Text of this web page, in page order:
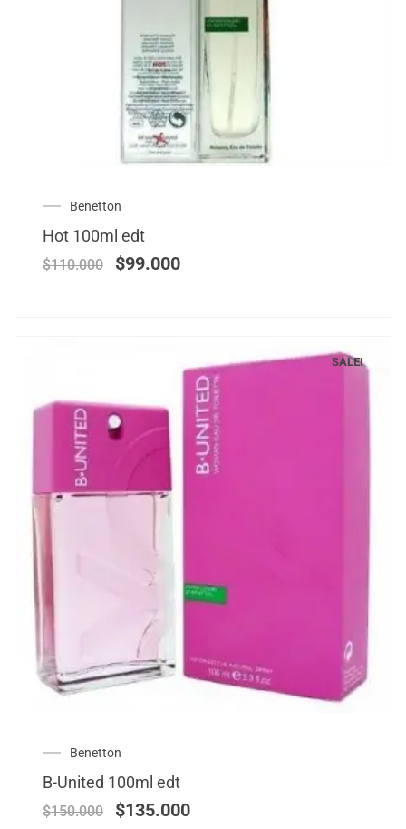
Benetton
Hot 100ml edt
$110.000 $99.000
SALE!
Benetton
B-United 100ml edt
$150.000 $135.000